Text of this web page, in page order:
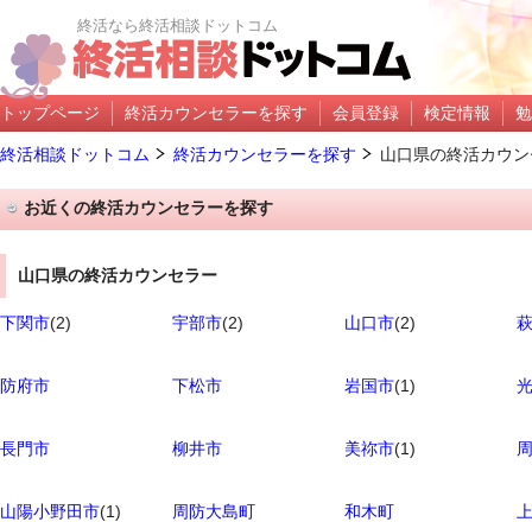
終活なら終活相談ドットコム
トップページ 終活カウンセラーを探す 会員登録 検定情報
終活相談ドットコム 終活カウンセラーを探す 山口県の終活カウ
お近くの終活カウンセラーを探す
山口県の終活カウンセラー
下関市(2) 宇部市(2) 山口市(2)
防府市 下松市 岩国市(1)
長門市 柳井市 美祢市(1)
山陽小野田市(1) 周防大島町 和木町